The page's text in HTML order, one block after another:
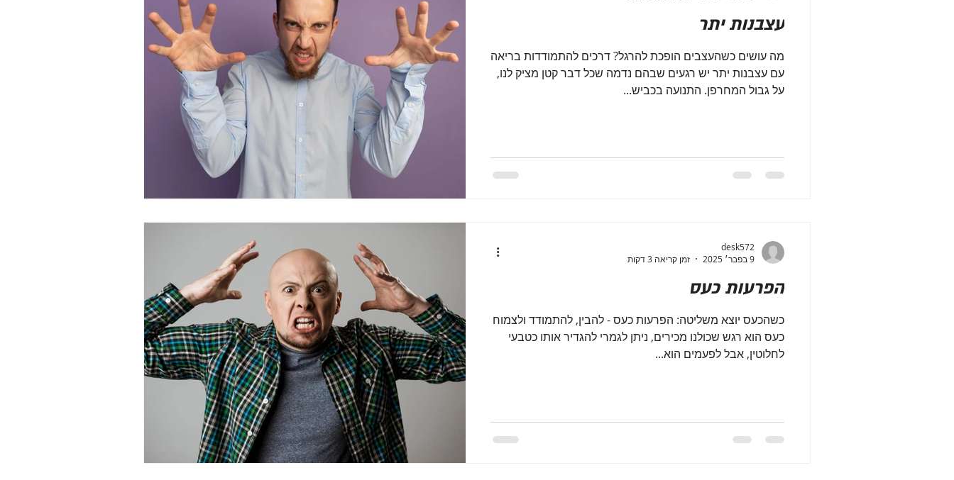
עצבנות יתר
מה עושים כשהעצבים הופכת להרגל? דרכים להתמודדות בריאה
עם עצבנות יתר יש רגעים שבהם נדמה שכל דבר קטן מציק לנו,
על גבול המחרפן. התנועה בכביש...
הפרעות כעס
כשהכעס יוצא משליטה: הפרעות כעס - להבין, להתמודד ולצמוח
כעס הוא רגש שכולנו מכירים, ניתן לגמרי להגדיר אותו כטבעי
לחלוטין, אבל לפעמים הוא...
desk572
9 בפבר׳ 2025
זמן קריאה 3 דקות